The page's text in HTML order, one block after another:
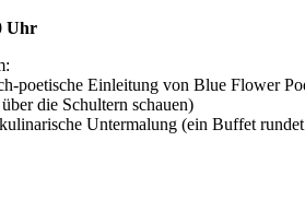
Uhr
poetische Einleitung von Blue Flower
die Schultern schauen)
Untermalung (ein Buffet